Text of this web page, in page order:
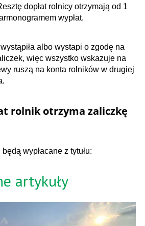
dopłat rolnicy otrzymają od 1
wypłat.
albo wystapi o zgodę na
więc wszystko wskazuje na
ruszą na konta rolników w drugiej
rolnik otrzyma zaliczkę
wypłacane z tytułu:
artykuły